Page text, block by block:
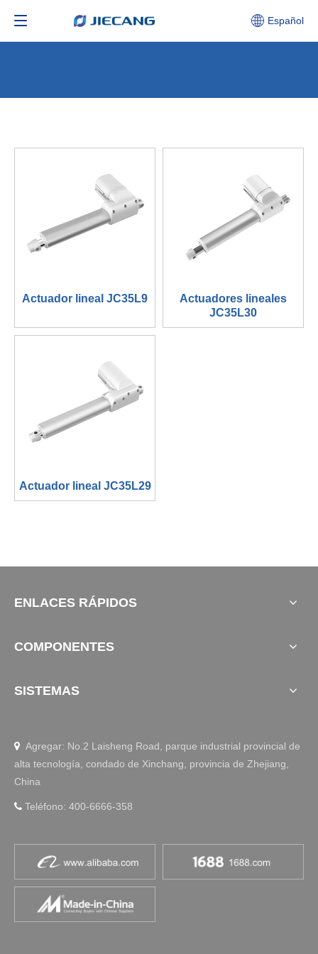
Español
Actuador lineal JC35L9
Actuadores lineales
JC35L30
Actuador lineal JC35L29
ENLACES RÁPIDOS
COMPONENTES
SISTEMAS
 Agregar: No.2 Laisheng Road, parque industrial provincial de
alta tecnología, condado de Xinchang, provincia de Zhejiang,
China
 Teléfono: 400-6666-358